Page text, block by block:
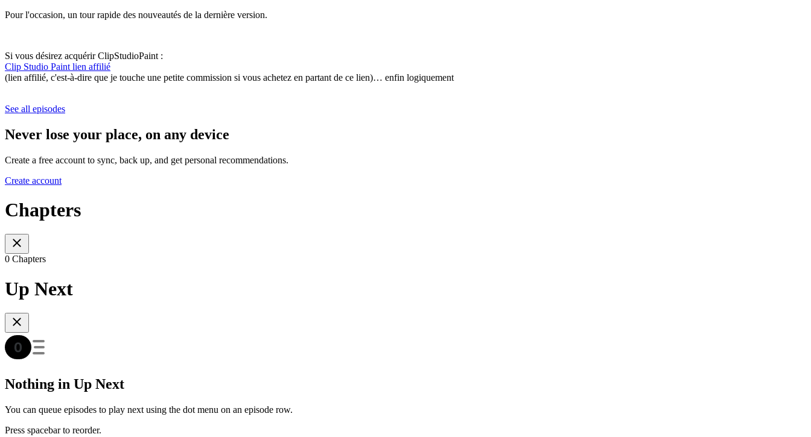
Pour l'occasion, un tour rapide des nouveautés de la dernière version.
Si vous désirez acquérir ClipStudioPaint :
Clip Studio Paint lien affilié
(lien affilié, c'est-à-dire que je touche une petite commission si vous achetez en partant de ce lien)… enfin logiquement
See all episodes
Never lose your place, on any device
Create a free account to sync, back up, and get personal recommendations.
Create account
Chapters
0 Chapters
Up Next
Nothing in Up Next
You can queue episodes to play next using the dot menu on an episode row.
Press spacebar to reorder.